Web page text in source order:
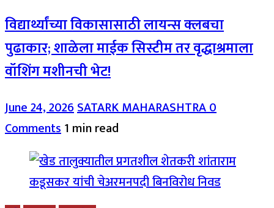
विद्यार्थ्यांच्या विकासासाठी लायन्स क्लबचा
पुढाकार; शाळेला माईक सिस्टीम तर वृद्धाश्रमाला
वॉशिंग मशीनची भेट!
June 24, 2026SATARK MAHARASHTRA0
Comments1 min read